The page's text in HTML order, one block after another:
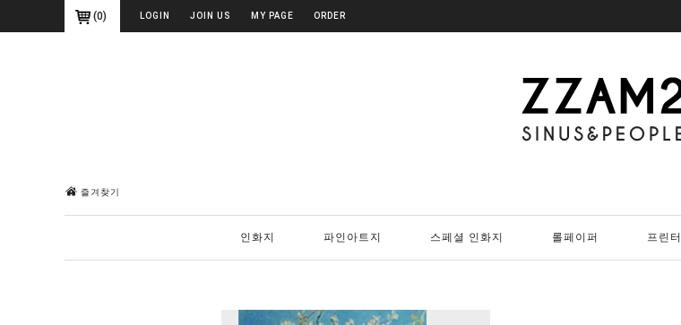
(0) LOGIN JOIN US MY PAGE ORDER
즐겨찾기
인화지 파인아트지 스페셜 인화지 롤페이퍼 프린